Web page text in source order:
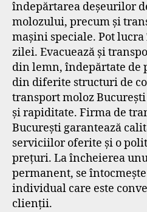
îndepărtarea deșeurilor
molozului, precum și
mașini speciale. Pot
zilei. Evacuează și
din lemn, îndepărtate de
din diferite structuri de
transport moloz
și rapiditate. Firma de
București garantează
serviciilor oferite și o
prețuri. La încheierea
permanent, se
individual care este
clienții.